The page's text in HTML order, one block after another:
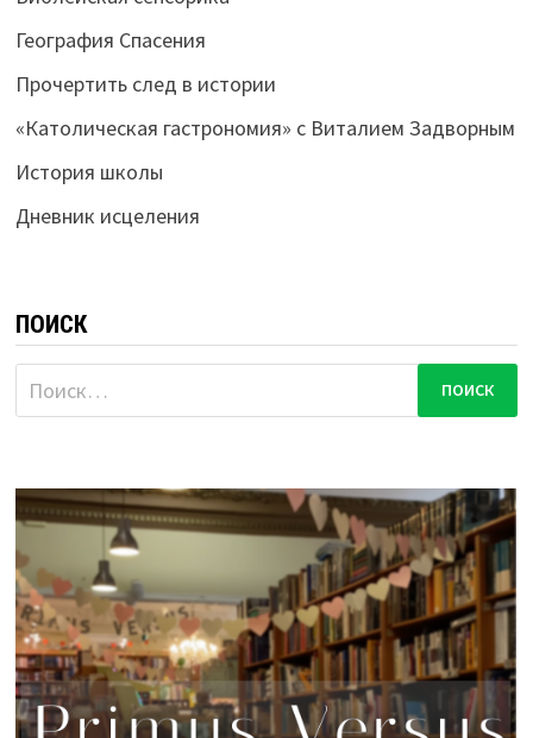
География Спасения
Прочертить след в истории
«Католическая гастрономия» с Виталием Задворным
История школы
Дневник исцеления
ПОИСК
Найти: